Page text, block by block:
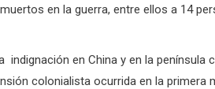
en la guerra, entre ellos a 14
en China y en la península
colonialista ocurrida en la primera